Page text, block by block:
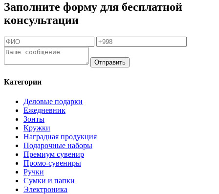
Заполните форму для бесплатной
консультации
Отправить
Категории
Деловые подарки
Ежедневник
Зонты
Кружки
Наградная продукция
Подарочные наборы
Премиум сувенир
Промо-сувениры
Ручки
Сумки и папки
Электроника